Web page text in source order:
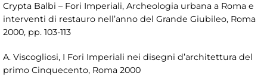
Crypta Balbi – Fori Imperiali, Archeologia urbana a Roma e
interventi di restauro nell’anno del Grande Giubileo, Roma
2000, pp. 103-113
A. Viscogliosi, I Fori Imperiali nei disegni d’architettura del
primo Cinquecento, Roma 2000